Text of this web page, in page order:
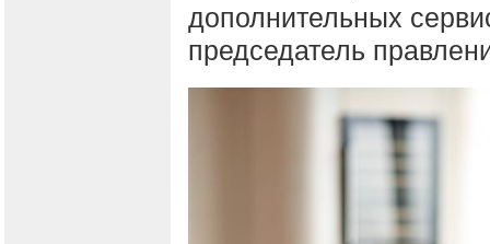
дополнительных
председатель